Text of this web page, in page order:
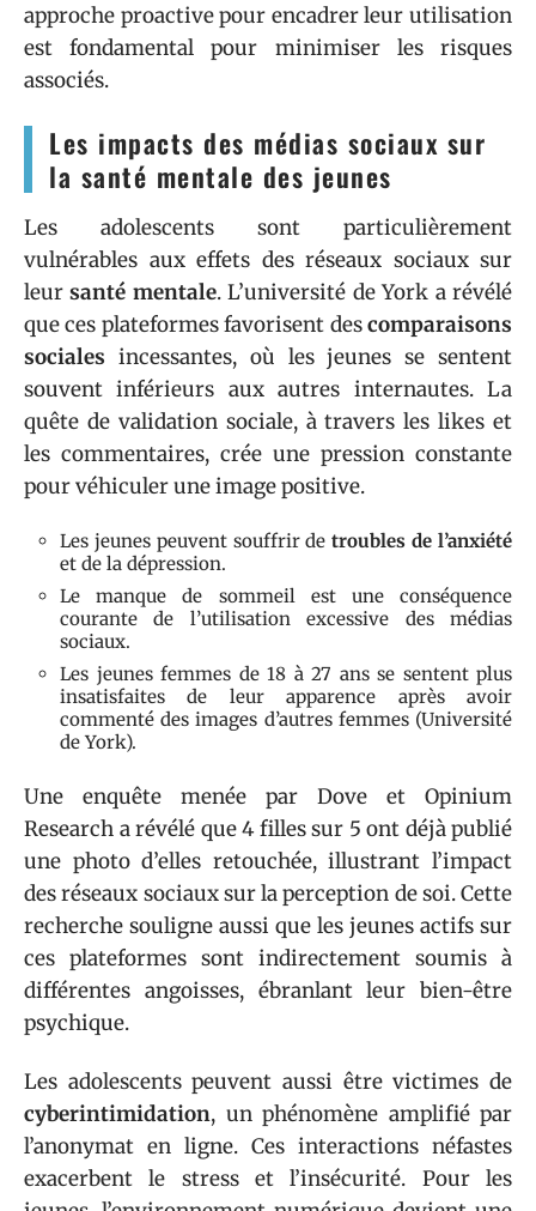
approche proactive pour encadrer leur utilisation
est fondamental pour minimiser les risques
associés.
Les impacts des médias sociaux sur
la santé mentale des jeunes
Les adolescents sont particulièrement
vulnérables aux effets des réseaux sociaux sur
leursanté mentale. L’université de York a révélé
que ces plateformes favorisent descomparaisons
sociales incessantes, où les jeunes se sentent
souvent inférieurs aux autres internautes. La
quête de validation sociale, à travers les likes et
les commentaires, crée une pression constante
pour véhiculer une image positive.
Les jeunes peuvent souffrir detroubles de l’anxiété
et de la dépression.
Le manque de sommeil est une conséquence
courante de l’utilisation excessive des médias
sociaux.
Les jeunes femmes de 18 à 27 ans se sentent plus
insatisfaites de leur apparence après avoir
commenté des images d’autres femmes (Université
de York).
Une enquête menée par Dove et Opinium
Research a révélé que 4 filles sur 5 ont déjà publié
une photo d’elles retouchée, illustrant l’impact
des réseaux sociaux sur la perception de soi. Cette
recherche souligne aussi que les jeunes actifs sur
ces plateformes sont indirectement soumis à
différentes angoisses, ébranlant leur bien-être
psychique.
Les adolescents peuvent aussi être victimes de
cyberintimidation, un phénomène amplifié par
l’anonymat en ligne. Ces interactions néfastes
exacerbent le stress et l’insécurité. Pour les